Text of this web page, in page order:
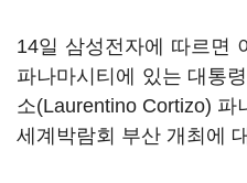
14일 삼성전자에 따르면
파나마시티에 있는 대통
소(Laurentino Cortizo) 파
세계박람회 부산 개최에